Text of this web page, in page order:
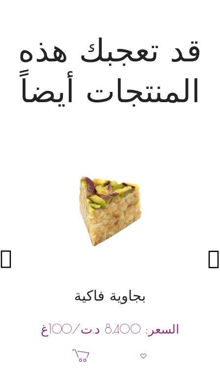
قد تعجبك هذه
المنتجات أيضاً
بجاوية فاكية
السعر:8,400 د.ت/100غ
إضافة إلى السلة